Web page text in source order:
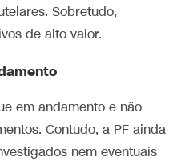
Sobretudo,
de alto valor.
em andamento e não
Contudo, a PF ainda
nem eventuais